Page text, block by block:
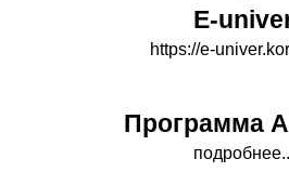
E-
https://e-
Программа